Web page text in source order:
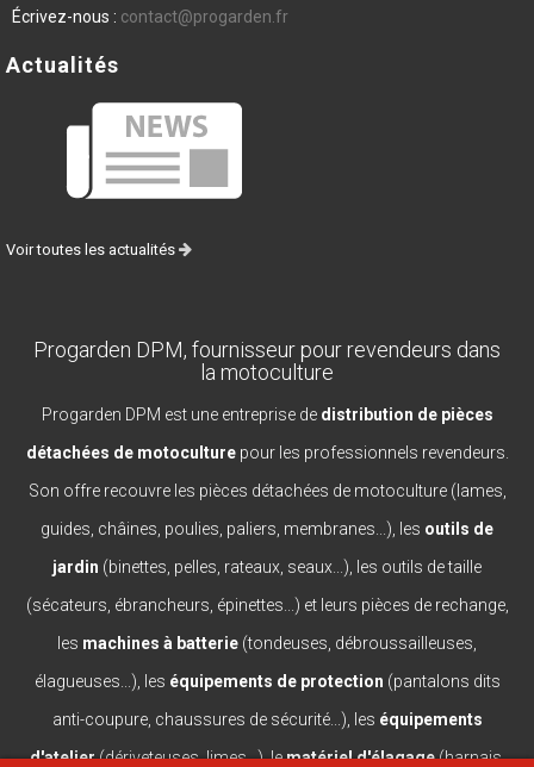
Écrivez-nous : contact@progarden.fr
Actualités
Voir toutes les actualités
Progarden DPM, fournisseur pour revendeurs dans
la motoculture
Progarden DPM est une entreprise de distribution de pièces
détachées de motoculturepour les professionnels revendeurs.
Son offre recouvre les pièces détachées de motoculture (lames,
guides, châines, poulies, paliers, membranes...), les outils de
jardin (binettes, pelles, rateaux, seaux...), les outils de taille
(sécateurs, ébrancheurs, épinettes...) et leurs pièces de rechange,
les machines à batterie (tondeuses, débroussailleuses,
élagueuses...), les équipements de protection (pantalons dits
anti-coupure, chaussures de sécurité...), les équipements
d'atelier(dériveteuses, limes...), lematériel d'élagage(harnais,